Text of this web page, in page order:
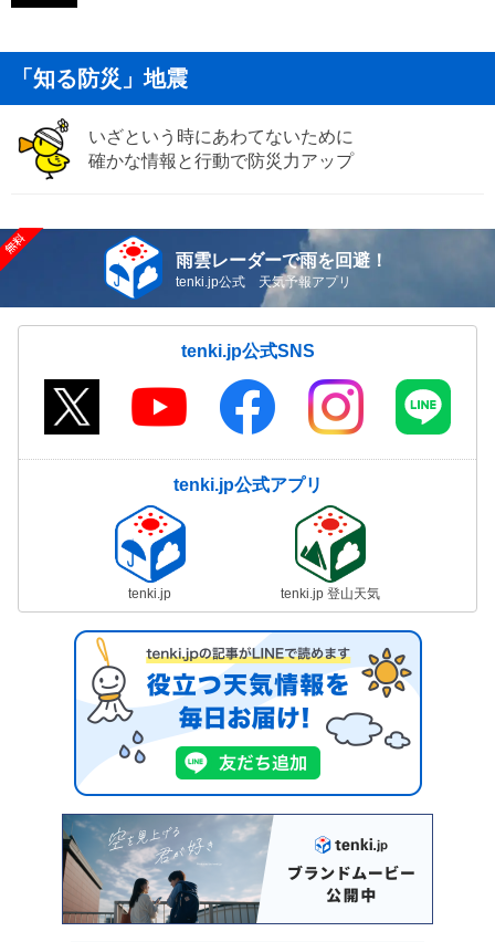
「知る防災」地震
いざという時にあわてないために
確かな情報と行動で防災力アップ
雨雲レーダーで雨を回避！
tenki.jp公式 天気予報アプリ
tenki.jp公式SNS
tenki.jp公式アプリ
tenki.jp tenki.jp 登山天気